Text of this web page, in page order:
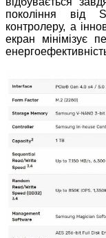
покоління від
контролеру, а
екран мінімізує